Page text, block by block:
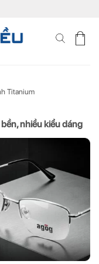
Titanium
nhiều kiểu dáng